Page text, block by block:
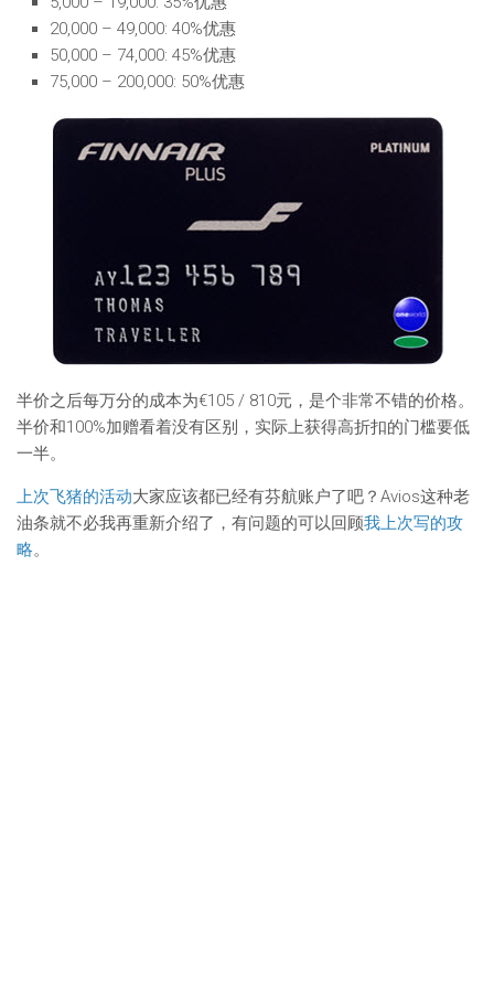
20,000 – 49,000: 40%优惠
50,000 – 74,000: 45%优惠
75,000 – 200,000: 50%优惠
半价之后每万分的成本为€105 / 810元，是个非常不错的价格。
半价和100%加赠看着没有区别，实际上获得高折扣的门槛要低
一半。
上次飞猪的活动大家应该都已经有芬航账户了吧？Avios这种老
油条就不必我再重新介绍了，有问题的可以回顾我上次写的攻
略。